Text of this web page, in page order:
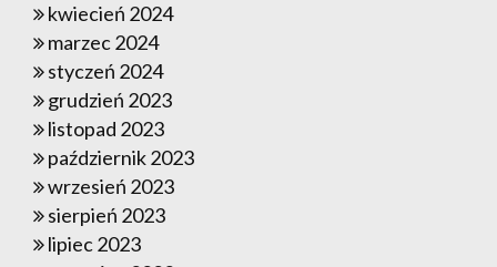
kwiecień 2024
marzec 2024
styczeń 2024
grudzień 2023
listopad 2023
październik 2023
wrzesień 2023
sierpień 2023
lipiec 2023